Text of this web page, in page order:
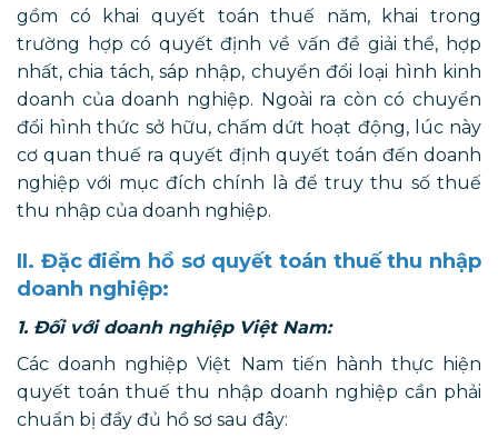
gồm có khai quyết toán thuế năm, khai trong
trường hợp có quyết định về vấn đề giải thể, hợp
nhất, chia tách, sáp nhập, chuyển đổi loại hình kinh
doanh của doanh nghiệp. Ngoài ra còn có chuyển
đổi hình thức sở hữu, chấm dứt hoạt động, lúc này
cơ quan thuế ra quyết định quyết toán đến doanh
nghiệp với mục đích chính là để truy thu số thuế
thu nhập của doanh nghiệp.
II. Đặc điểm hồ sơ quyết toán thuế thu nhập
doanh nghiệp:
1. Đối với doanh nghiệp Việt Nam:
Các doanh nghiệp Việt Nam tiến hành thực hiện
quyết toán thuế thu nhập doanh nghiệp cần phải
chuẩn bị đầy đủ hồ sơ sau đây: